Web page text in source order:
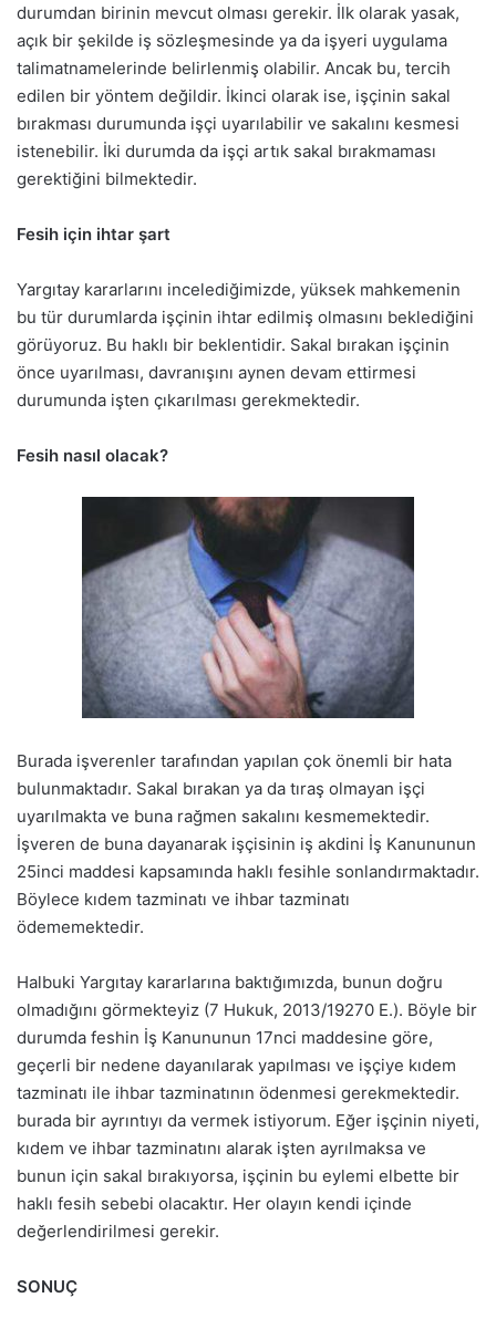
durumdan birinin mevcut olması gerekir. İlk olarak yasak,
açık bir şekilde iş sözleşmesinde ya da işyeri uygulama
talimatnamelerinde belirlenmiş olabilir. Ancak bu, tercih
edilen bir yöntem değildir. İkinci olarak ise, işçinin sakal
bırakması durumunda işçi uyarılabilir ve sakalını kesmesi
istenebilir. İki durumda da işçi artık sakal bırakmaması
gerektiğini bilmektedir.
Fesih için ihtar şart
Yargıtay kararlarını incelediğimizde, yüksek mahkemenin
bu tür durumlarda işçinin ihtar edilmiş olmasını beklediğini
görüyoruz. Bu haklı bir beklentidir. Sakal bırakan işçinin
önce uyarılması, davranışını aynen devam ettirmesi
durumunda işten çıkarılması gerekmektedir.
Fesih nasıl olacak?
Burada işverenler tarafından yapılan çok önemli bir hata
bulunmaktadır. Sakal bırakan ya da tıraş olmayan işçi
uyarılmakta ve buna rağmen sakalını kesmemektedir.
İşveren de buna dayanarak işçisinin iş akdini İş Kanununun
25inci maddesi kapsamında haklı fesihle sonlandırmaktadır.
Böylece kıdem tazminatı ve ihbar tazminatı
ödememektedir.
Halbuki Yargıtay kararlarına baktığımızda, bunun doğru
olmadığını görmekteyiz (7 Hukuk, 2013/19270 E.). Böyle bir
durumda feshin İş Kanununun 17nci maddesine göre,
geçerli bir nedene dayanılarak yapılması ve işçiye kıdem
tazminatı ile ihbar tazminatının ödenmesi gerekmektedir.
burada bir ayrıntıyı da vermek istiyorum. Eğer işçinin niyeti,
kıdem ve ihbar tazminatını alarak işten ayrılmaksa ve
bunun için sakal bırakıyorsa, işçinin bu eylemi elbette bir
haklı fesih sebebi olacaktır. Her olayın kendi içinde
değerlendirilmesi gerekir.
SONUÇ